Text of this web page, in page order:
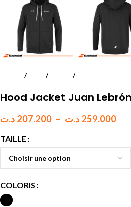
Padel Textile Hommes
Hood Jacket Juan
207.200 د.ت – 259.000 د.ت
TAILLE
COLORIS